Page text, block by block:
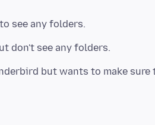
but wants to make sure